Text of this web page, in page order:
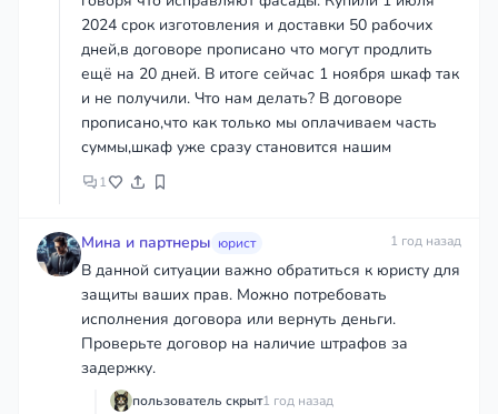
2024 срок изготовления и доставки 50 рабочих
дней,в договоре прописано что могут продлить
ещё на 20 дней. В итоге сейчас 1 ноября шкаф так
и не получили. Что нам делать? В договоре
прописано,что как только мы оплачиваем часть
суммы,шкаф уже сразу становится нашим
1
Мина и партнеры юрист 1 год назад
В данной ситуации важно обратиться к юристу для
защиты ваших прав. Можно потребовать
исполнения договора или вернуть деньги.
Проверьте договор на наличие штрафов за
задержку.
пользователь скрыт1 год назад